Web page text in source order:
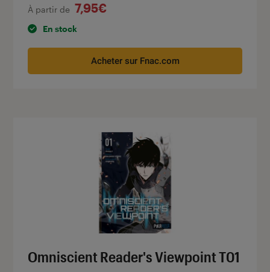
À partir de 7,95€
En stock
Acheter sur Fnac.com
Omniscient Reader's Viewpoint T01